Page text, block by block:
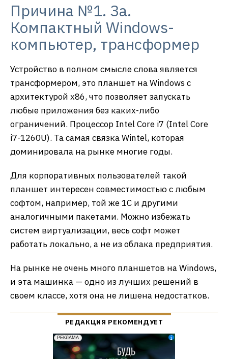
Причина №1. За.
Компактный Windows-
компьютер, трансформер
Устройство в полном смысле слова является
трансформером, это планшет на Windows с
архитектурой х86, что позволяет запускать
любые приложения без каких-либо
ограничений. Процессор Intel Core i7 (Intel Core
i7-1260U). Та самая связка Wintel, которая
доминировала на рынке многие годы.
Для корпоративных пользователей такой
планшет интересен совместимостью с любым
софтом, например, той же 1С и другими
аналогичными пакетами. Можно избежать
систем виртуализации, весь софт может
работать локально, а не из облака предприятия.
На рынке не очень много планшетов на Windows,
и эта машинка — одно из лучших решений в
своем классе, хотя она не лишена недостатков.